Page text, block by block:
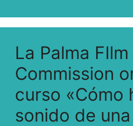
La Palma FIlm
Commission
curso «Cómo
sonido de